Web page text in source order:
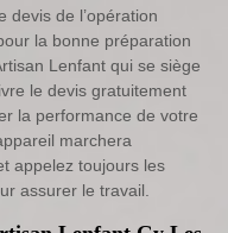
devis de l’opération
la bonne préparation
Lenfant qui se siège
le devis gratuitement
la performance de votre
marchera
appelez toujours les
assurer le travail.